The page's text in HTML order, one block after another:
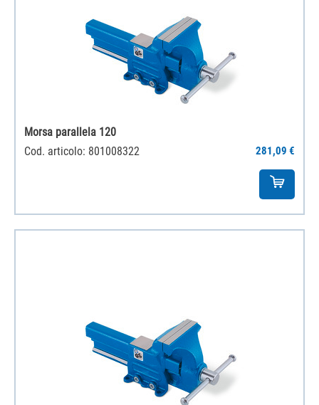
Morsa parallela 120
Cod. articolo: 801008322
281,09 €